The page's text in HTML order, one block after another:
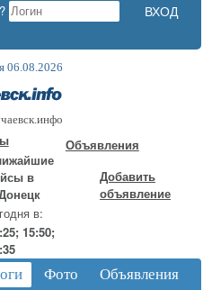
06.08.2026
в
в:
15:50;
Объявления
Добавить
объявление
Фото
Объявления